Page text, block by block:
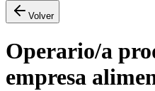
Volver
Operario/a
empresa